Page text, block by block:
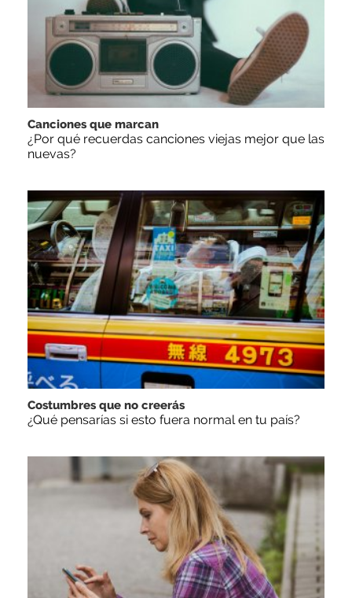
Canciones que marcan
¿Por qué recuerdas canciones viejas mejor que las
nuevas?
Costumbres que no creerás
¿Qué pensarías si esto fuera normal en tu país?